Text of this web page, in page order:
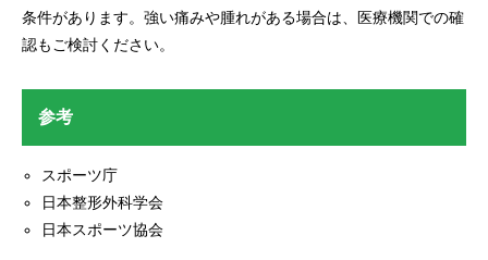
条件があります。強い痛みや腫れがある場合は、医療機関での確
認もご検討ください。
参考
スポーツ庁
日本整形外科学会
日本スポーツ協会